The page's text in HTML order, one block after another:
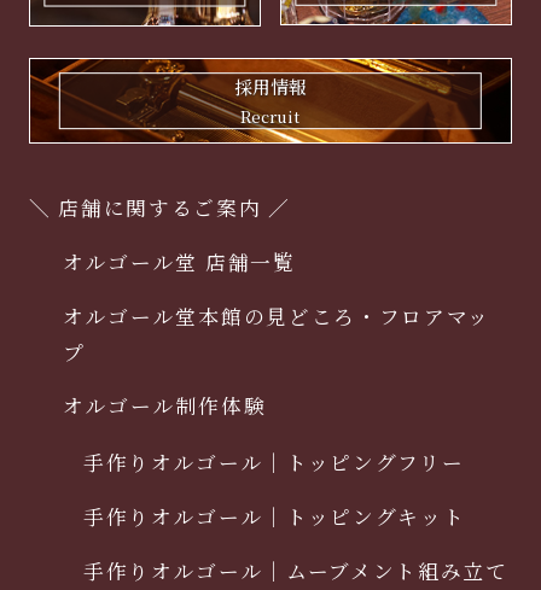
採用情報
Recruit
＼ 店舗に関するご案内 ／
オルゴール堂 店舗一覧
オルゴール堂本館の見どころ・フロアマッ
プ
オルゴール制作体験
手作りオルゴール｜トッピングフリー
手作りオルゴール｜トッピングキット
手作りオルゴール｜ムーブメント組み立て